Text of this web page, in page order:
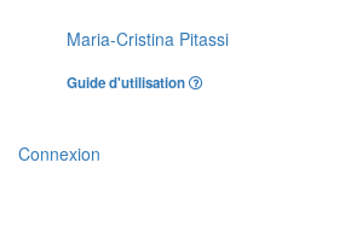
Maria-Cristina Pitassi
Guide d'utilisation
Connexion